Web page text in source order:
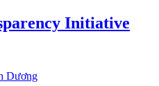
Initiative
Dương